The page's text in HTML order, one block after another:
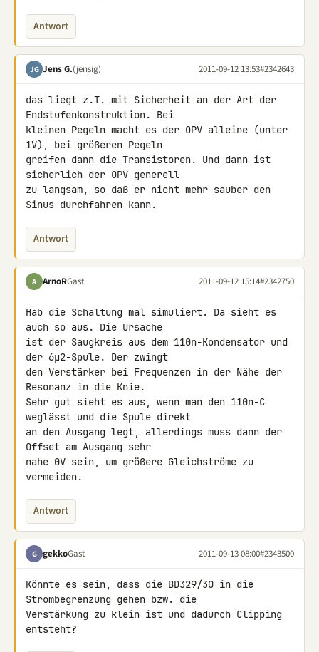
Antwort
JG Jens G.(jensig) 2011-09-12 13:53#2342643
das liegt z.T. mit Sicherheit an der Art der
Endstufenkonstruktion. Bei
kleinen Pegeln macht es der OPV alleine (unter
1V), bei größeren Pegeln
greifen dann die Transistoren. Und dann ist
sicherlich der OPV generell
zu langsam, so daß er nicht mehr sauber den
Sinus durchfahren kann.
Antwort
A ArnoRGast 2011-09-12 15:14#2342750
Hab die Schaltung mal simuliert. Da sieht es
auch so aus. Die Ursache
ist der Saugkreis aus dem 110n-Kondensator und
der 6µ2-Spule. Der zwingt
den Verstärker bei Frequenzen in der Nähe der
Resonanz in die Knie.
Sehr gut sieht es aus, wenn man den 110n-C
weglässt und die Spule direkt
an den Ausgang legt, allerdings muss dann der
Offset am Ausgang sehr
nahe 0V sein, um größere Gleichströme zu
vermeiden.
Antwort
G gekkoGast 2011-09-13 08:00#2343500
Könnte es sein, dass die BD329/30 in die
Strombegrenzung gehen bzw. die
Verstärkung zu klein ist und dadurch Clipping
entsteht?